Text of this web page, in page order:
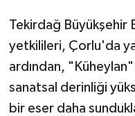
Tekirdağ Büyükşehir
yetkilileri, Çorlu'da
ardından,
sanatsal derinliği
bir eser daha